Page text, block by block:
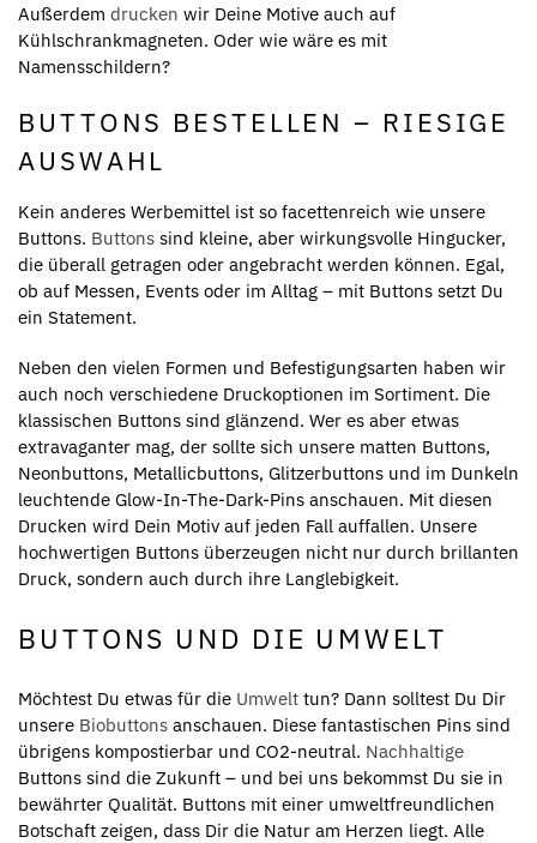
Außerdem drucken wir Deine Motive auch auf
Kühlschrankmagneten. Oder wie wäre es mit
Namensschildern?
BUTTONS BESTELLEN – RIESIGE
AUSWAHL
Kein anderes Werbemittel ist so facettenreich wie unsere
Buttons. Buttons sind kleine, aber wirkungsvolle Hingucker,
die überall getragen oder angebracht werden können. Egal,
ob auf Messen, Events oder im Alltag – mit Buttons setzt Du
ein Statement.
Neben den vielen Formen und Befestigungsarten haben wir
auch noch verschiedene Druckoptionen im Sortiment. Die
klassischen Buttons sind glänzend. Wer es aber etwas
extravaganter mag, der sollte sich unsere matten Buttons,
Neonbuttons, Metallicbuttons, Glitzerbuttons und im Dunkeln
leuchtende Glow-In-The-Dark-Pins anschauen. Mit diesen
Drucken wird Dein Motiv auf jeden Fall auffallen. Unsere
hochwertigen Buttons überzeugen nicht nur durch brillanten
Druck, sondern auch durch ihre Langlebigkeit.
BUTTONS UND DIE UMWELT
Möchtest Du etwas für die Umwelt tun? Dann solltest Du Dir
unsere Biobuttons anschauen. Diese fantastischen Pins sind
übrigens kompostierbar und CO2-neutral. Nachhaltige
Buttons sind die Zukunft – und bei uns bekommst Du sie in
bewährter Qualität. Buttons mit einer umweltfreundlichen
Botschaft zeigen, dass Dir die Natur am Herzen liegt. Alle